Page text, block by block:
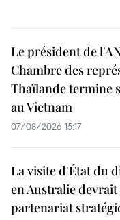
Le président de
Chambre des
Thaïlande termine
au Vietnam
07/08/2026 15:17
La visite d'État du
en Australie
partenariat